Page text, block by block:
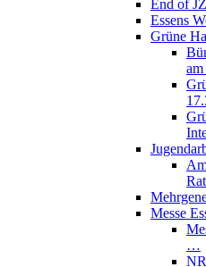
End of
Essens
Grüne
am
Messe
…